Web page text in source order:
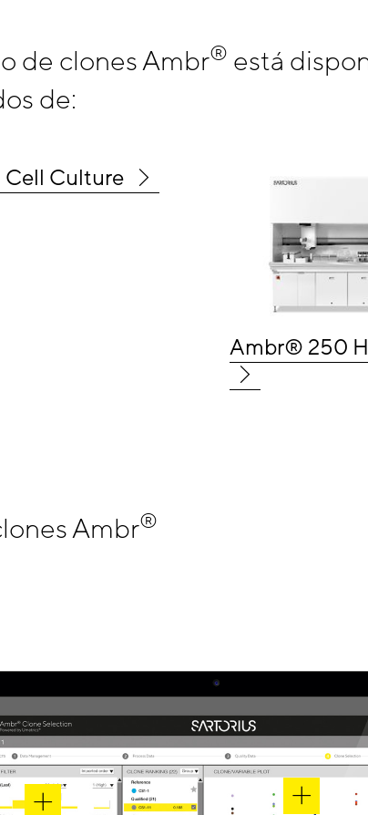
de clones Ambr® está
de:
Culture
Ambr® 250
Ambr®